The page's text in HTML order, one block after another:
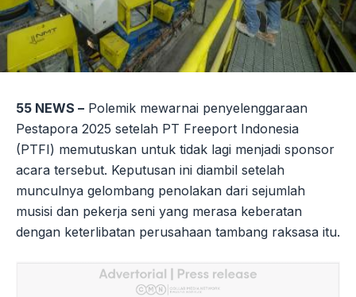
55 NEWS – Polemik mewarnai penyelenggaraan
Pestapora 2025 setelah PT Freeport Indonesia
(PTFI) memutuskan untuk tidak lagi menjadi sponsor
acara tersebut. Keputusan ini diambil setelah
munculnya gelombang penolakan dari sejumlah
musisi dan pekerja seni yang merasa keberatan
dengan keterlibatan perusahaan tambang raksasa itu.